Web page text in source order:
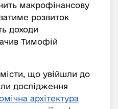
макрофінансову
розвиток
доходи
Тимофій
що увійшли до
дослідження
архітектура